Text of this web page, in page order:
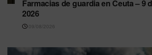
Farmacias de guardia en Ceuta – 9
2026
09/08/2026